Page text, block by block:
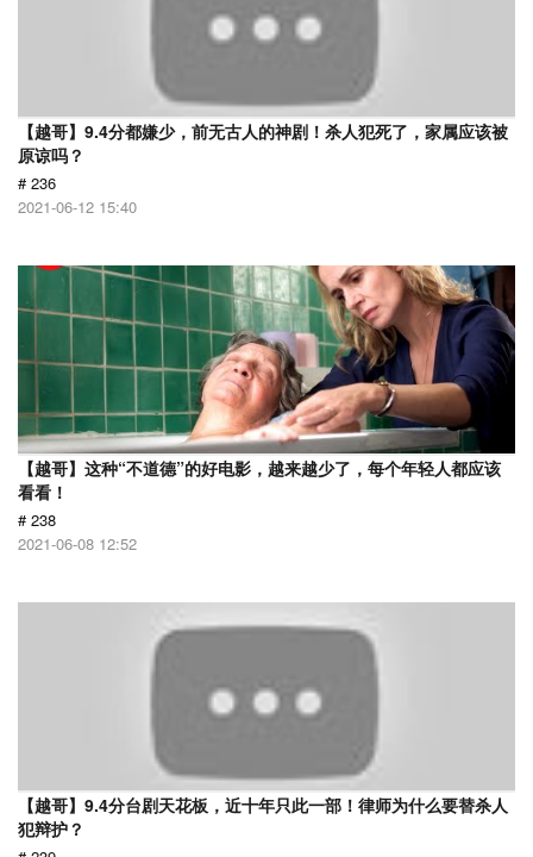
【越哥】9.4分都嫌少，前无古人的神剧！杀人犯死了，家属应该被
原谅吗？
# 236
2021-06-12 15:40
【越哥】这种“不道德”的好电影，越来越少了，每个年轻人都应该
看看！
# 238
2021-06-08 12:52
【越哥】9.4分台剧天花板，近十年只此一部！律师为什么要替杀人
犯辩护？